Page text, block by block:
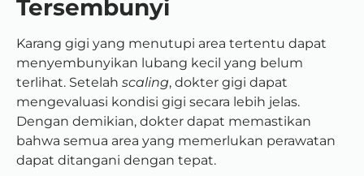
Tersembunyi
Karang gigi yang menutupi area tertentu dapat
menyembunyikan lubang kecil yang belum
terlihat. Setelah scaling, dokter gigi dapat
mengevaluasi kondisi gigi secara lebih jelas.
Dengan demikian, dokter dapat memastikan
bahwa semua area yang memerlukan perawatan
dapat ditangani dengan tepat.